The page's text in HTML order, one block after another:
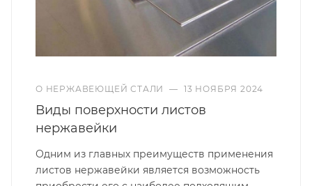
О НЕРЖАВЕЮЩЕЙ СТАЛИ — 13 НОЯБРЯ 2024
Виды поверхности листов
нержавейки
Одним из главных преимуществ применения
листов нержавейки является возможность